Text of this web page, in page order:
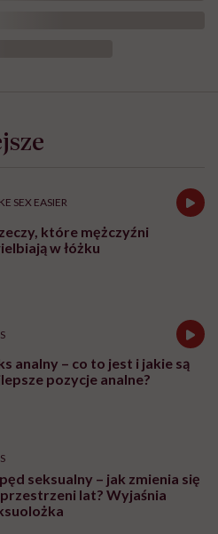
SEX EASIER
które mężczyźni
w łóżku
analny – co to jest i jakie są
pozycje analne?
seksualny – jak zmienia się
lat? Wyjaśnia